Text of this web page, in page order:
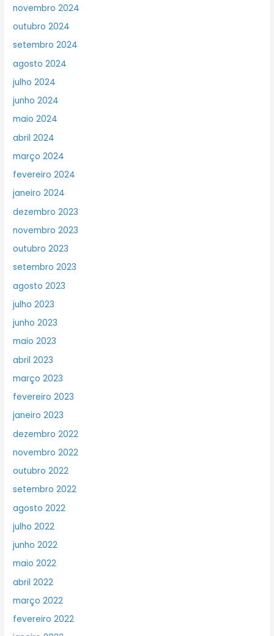
novembro 2024
outubro 2024
setembro 2024
agosto 2024
julho 2024
junho 2024
maio 2024
abril 2024
março 2024
fevereiro 2024
janeiro 2024
dezembro 2023
novembro 2023
outubro 2023
setembro 2023
agosto 2023
julho 2023
junho 2023
maio 2023
abril 2023
março 2023
fevereiro 2023
janeiro 2023
dezembro 2022
novembro 2022
outubro 2022
setembro 2022
agosto 2022
julho 2022
junho 2022
maio 2022
abril 2022
março 2022
fevereiro 2022